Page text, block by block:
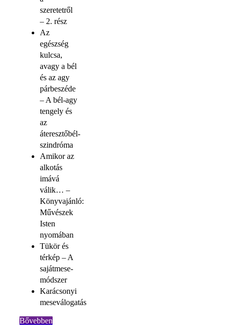
szeretetről
– 2. rész
Az
egészség
kulcsa,
avagy a bél
és az agy
párbeszéde
– A bél-agy
tengely és
az
áteresztőbél-
szindróma
Amikor az
alkotás
imává
válik… –
Könyvajánló:
Művészek
Isten
nyomában
Tükör és
térkép – A
sajátmese-
módszer
Karácsonyi
meseválogatás
Bővebben